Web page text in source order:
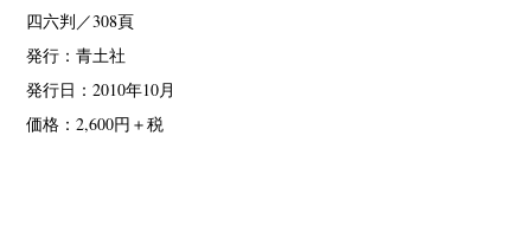
四六判／308頁
発行：青土社
発行日：2010年10月
価格：2,600円＋税